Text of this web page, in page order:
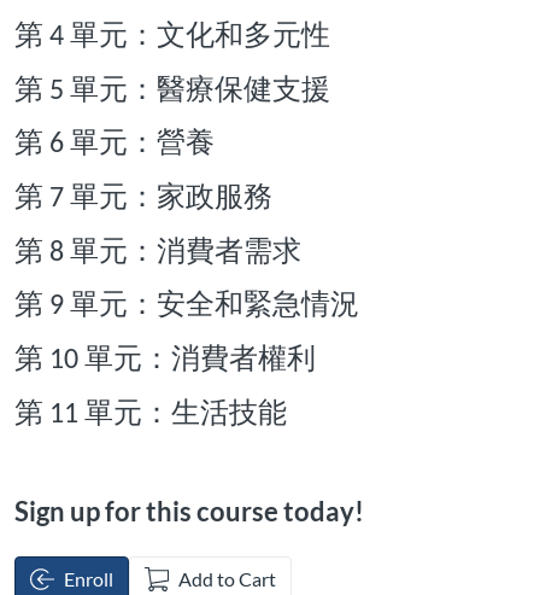
第 4 單元：文化和多元性
第 5 單元：醫療保健支援
第 6 單元：營養
第 7 單元：家政服務
第 8 單元：消費者需求
第 9 單元：安全和緊急情況
第 10 單元：消費者權利
第 11 單元：生活技能
Sign up for this course today!
Enroll Add to Cart